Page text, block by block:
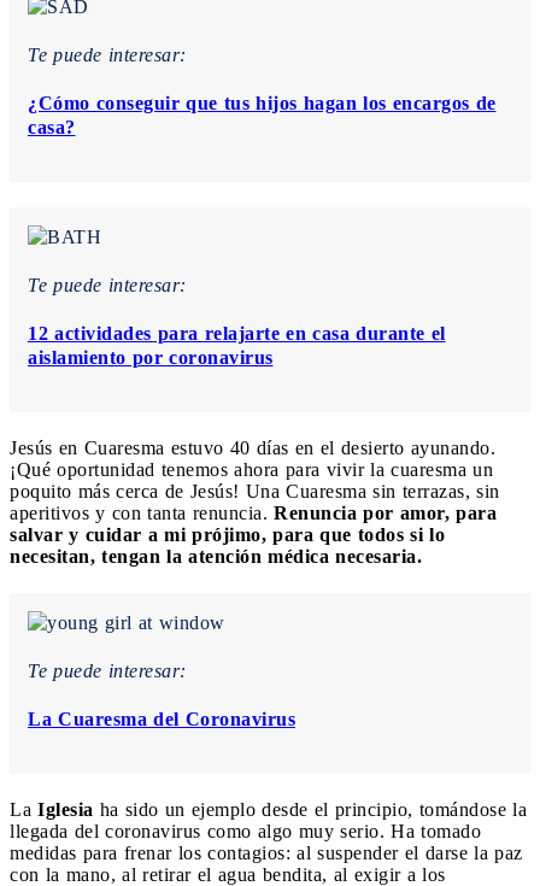
Te puede interesar:
¿Cómo conseguir que tus hijos hagan los encargos de
casa?
Te puede interesar:
12 actividades para relajarte en casa durante el
aislamiento por coronavirus
Jesús en Cuaresma estuvo 40 días en el desierto ayunando.
¡Qué oportunidad tenemos ahora para vivir la cuaresma un
poquito más cerca de Jesús! Una Cuaresma sin terrazas, sin
aperitivos y con tanta renuncia. Renuncia por amor, para
salvar y cuidar a mi prójimo, para que todos si lo
necesitan, tengan la atención médica necesaria.
Te puede interesar:
La Cuaresma del Coronavirus
La Iglesia ha sido un ejemplo desde el principio, tomándose la
llegada del coronavirus como algo muy serio. Ha tomado
medidas para frenar los contagios: al suspender el darse la paz
con la mano, al retirar el agua bendita, al exigir a los